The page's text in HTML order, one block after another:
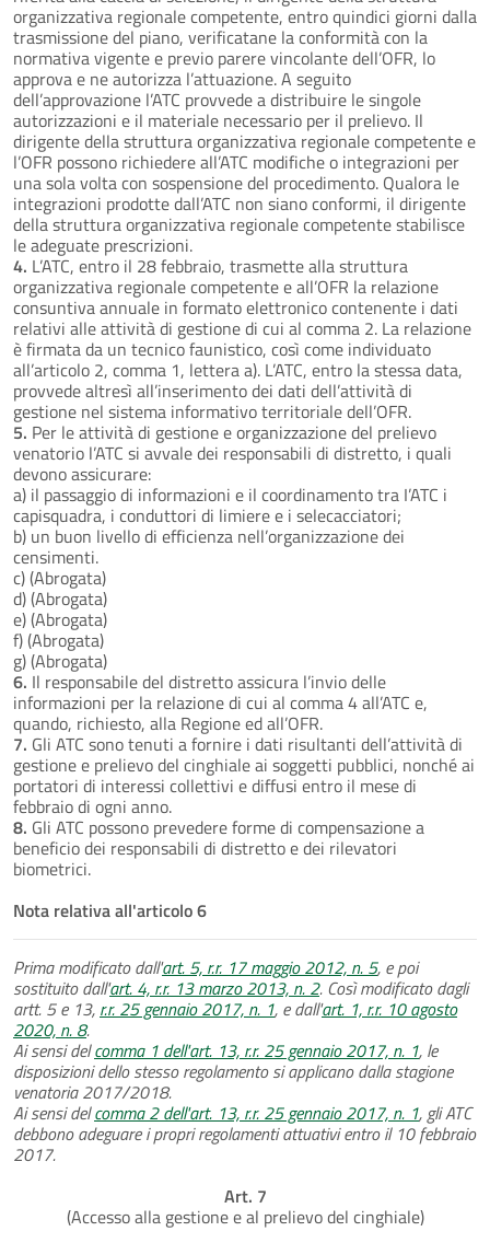
organizzativa regionale competente, entro quindici giorni dalla
trasmissione del piano, verificatane la conformità con la
normativa vigente e previo parere vincolante dell’OFR, lo
approva e ne autorizza l’attuazione. A seguito
dell’approvazione l’ATC provvede a distribuire le singole
autorizzazioni e il materiale necessario per il prelievo. Il
dirigente della struttura organizzativa regionale competente e
l’OFR possono richiedere all’ATC modifiche o integrazioni per
una sola volta con sospensione del procedimento. Qualora le
integrazioni prodotte dall’ATC non siano conformi, il dirigente
della struttura organizzativa regionale competente stabilisce
le adeguate prescrizioni.
4. L’ATC, entro il 28 febbraio, trasmette alla struttura
organizzativa regionale competente e all’OFR la relazione
consuntiva annuale in formato elettronico contenente i dati
relativi alle attività di gestione di cui al comma 2. La relazione
è firmata da un tecnico faunistico, così come individuato
all’articolo 2, comma 1, lettera a). L’ATC, entro la stessa data,
provvede altresì all’inserimento dei dati dell’attività di
gestione nel sistema informativo territoriale dell’OFR.
5. Per le attività di gestione e organizzazione del prelievo
venatorio l’ATC si avvale dei responsabili di distretto, i quali
devono assicurare:
a) il passaggio di informazioni e il coordinamento tra I’ATC i
capisquadra, i conduttori di limiere e i selecacciatori;
b) un buon livello di efficienza nell’organizzazione dei
censimenti.
c) (Abrogata)
d) (Abrogata)
e) (Abrogata)
f) (Abrogata)
g) (Abrogata)
6. Il responsabile del distretto assicura l’invio delle
informazioni per la relazione di cui al comma 4 all’ATC e,
quando, richiesto, alla Regione ed all’OFR.
7. Gli ATC sono tenuti a fornire i dati risultanti dell’attività di
gestione e prelievo del cinghiale ai soggetti pubblici, nonché ai
portatori di interessi collettivi e diffusi entro il mese di
febbraio di ogni anno.
8. Gli ATC possono prevedere forme di compensazione a
beneficio dei responsabili di distretto e dei rilevatori
biometrici.
Nota relativa all'articolo 6
Prima modificato dall'art. 5, r.r. 17 maggio 2012, n. 5, e poi
sostituito dall'art. 4, r.r. 13 marzo 2013, n. 2. Così modificato dagli
artt. 5 e 13, r.r. 25 gennaio 2017, n. 1, e dall'art. 1, r.r. 10 agosto
2020, n. 8.
Ai sensi delcomma 1 dell'art. 13, r.r. 25 gennaio 2017, n. 1, le
disposizioni dello stesso regolamento si applicano dalla stagione
venatoria 2017/2018.
Ai sensi delcomma 2 dell'art. 13, r.r. 25 gennaio 2017, n. 1, gli ATC
debbono adeguare i propri regolamenti attuativi entro il 10 febbraio
2017.
Art. 7
(Accesso alla gestione e al prelievo del cinghiale)